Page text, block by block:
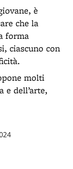
è
che la
forma
ciascuno con
molti
dell’arte,